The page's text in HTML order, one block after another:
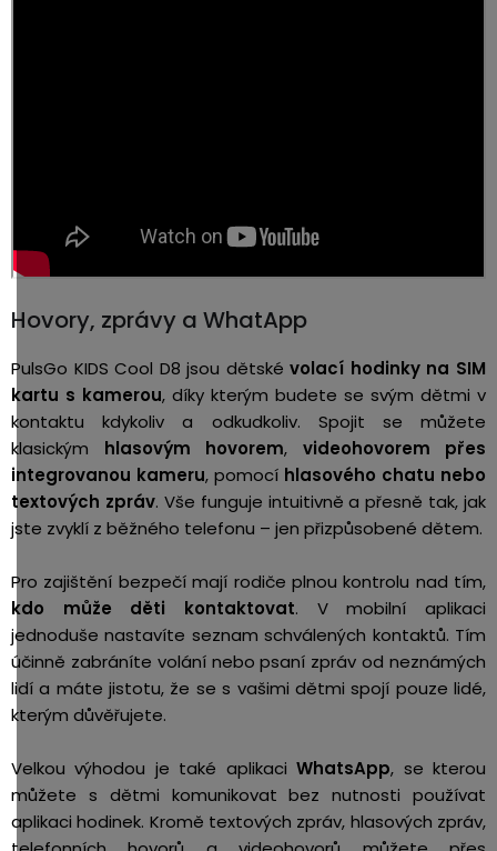
Hovory, zprávy a WhatApp
PulsGo KIDS Cool D8 jsou dětskévolací hodinky na SIM
kartu s kamerou, díky kterým budete se svým dětmi v
kontaktu kdykoliv a odkudkoliv. Spojit se můžete
klasickým hlasovým hovorem, videohovorem přes
integrovanou kameru, pomocí hlasového chatu nebo
textových zpráv. Vše funguje intuitivně a přesně tak, jak
jste zvyklí z běžného telefonu – jen přizpůsobené dětem.
Pro zajištění bezpečí mají rodiče plnou kontrolu nad tím,
kdo může děti kontaktovat. V mobilní aplikaci
jednoduše nastavíte seznam schválených kontaktů. Tím
účinně zabráníte volání nebo psaní zpráv od neznámých
lidí a máte jistotu, že se s vašimi dětmi spojí pouze lidé,
kterým důvěřujete.
Velkou výhodou je také aplikaciWhatsApp, se kterou
můžete s dětmi komunikovat bez nutnosti používat
aplikaci hodinek. Kromě textových zpráv, hlasových zpráv,